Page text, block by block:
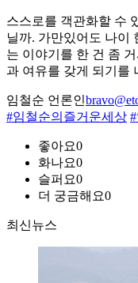
스스로를 객관화할 수
닐까. 가만있어도 나이
는 이야기를 한 건 좀
과 여유를 갖게 되기를
임철순 언론인
#임철순의즐거운세상
좋아요0
화나요0
슬퍼요0
더 궁금해요0
최신뉴스